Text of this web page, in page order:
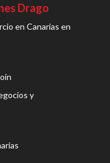
Drago
en Canarias en
y